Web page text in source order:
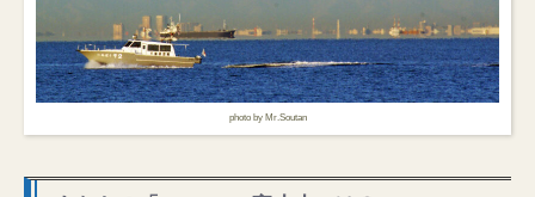
photo by Mr.Soutan